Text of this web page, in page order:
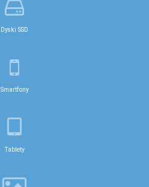
Dyski SSD
Smartfony
Tablety